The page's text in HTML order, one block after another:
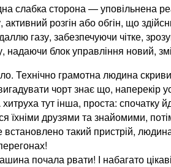
слабка сторона — уповільнена
розгін або обгін, що
газу, забезпечуючи чітке,
надаючи блок управління новий,
Технічно грамотна людина
чорт знає що,
тут інша, проста: спочатку
їхніми друзями та знайомими,
такий пристрій,
почала рвати! І набагато